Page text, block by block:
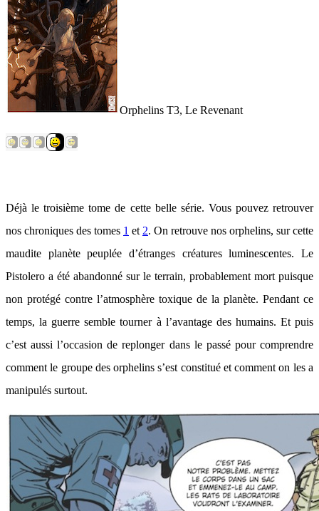
Orphelins T3, Le Revenant
Déjà le troisième tome de cette belle série. Vous pouvez retrouver
nos chroniques des tomes 1 et 2. On retrouve nos orphelins, sur cette
maudite planète peuplée d’étranges créatures luminescentes. Le
Pistolero a été abandonné sur le terrain, probablement mort puisque
non protégé contre l’atmosphère toxique de la planète. Pendant ce
temps, la guerre semble tourner à l’avantage des humains. Et puis
c’est aussi l’occasion de replonger dans le passé pour comprendre
comment le groupe des orphelins s’est constitué et comment on les a
manipulés surtout.